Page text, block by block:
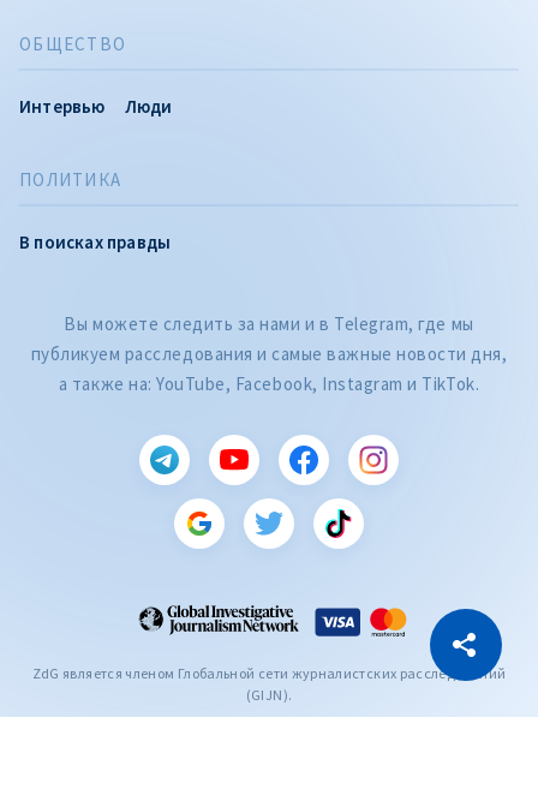
Скопировать ссылку
ПОЛИТИКА
В поисках правды
ОБЩЕСТВО
Интервью Люди
Вы можете следить за нами и в Telegram, где мы
публикуем расследования и самые важные новости дня,
а также на: YouTube, Facebook, Instagram и TikTok.
ZdG является членом Глобальной сети журналистских расследований
(GIJN).
CITEȘTE